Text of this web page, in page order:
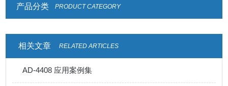
产品分类
PRODUCT CATEGORY
相关文章 RELATED ARTICLES
AD-4408 应用案例集